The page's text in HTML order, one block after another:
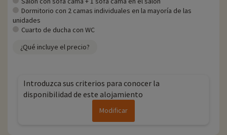
Dormitorio con 2 camas individuales en la mayoría de las
unidades
Cuarto de ducha con WC
¿Qué incluye el precio?
Introduzca sus criterios para conocer la
disponibilidad de este alojamiento
Modificar